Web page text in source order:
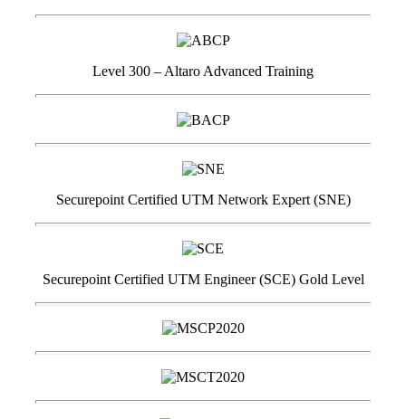
Level 300 – Altaro Advanced Training
Securepoint Certified UTM Network Expert (SNE)
Securepoint Certified UTM Engineer (SCE) Gold Level